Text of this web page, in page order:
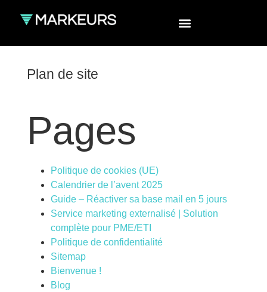
Plan de site
Pages
Politique de cookies (UE)
Calendrier de l’avent 2025
Guide – Réactiver sa base mail en 5 jours
Service marketing externalisé | Solution
complète pour PME/ETI
Politique de confidentialité
Sitemap
Bienvenue !
Blog